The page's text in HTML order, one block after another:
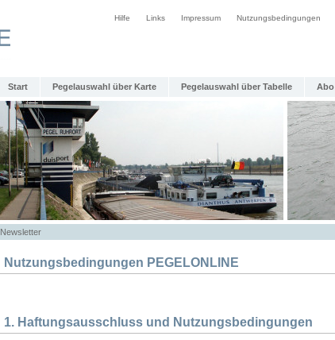
Hilfe Links Impressum Nutzungsbedingungen
Start Pegelauswahl über Karte Pegelauswahl über Tabelle Abo
Newsletter
Nutzungsbedingungen PEGELONLINE
1. Haftungsausschluss und Nutzungsbedingungen